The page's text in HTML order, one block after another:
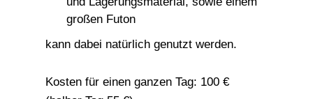
großen Futon
kann dabei natürlich genutzt werden.
Kosten für einen ganzen Tag: 100 €